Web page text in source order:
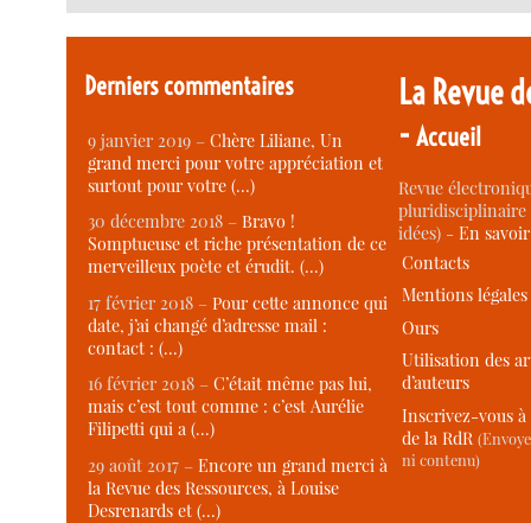
Derniers commentaires
9 janvier 2019 –Chère Liliane, Un
grand merci pour votre appréciation et
surtout pour votre (…)
30 décembre 2018 –Bravo !
Somptueuse et riche présentation de ce
merveilleux poète et érudit. (…)
17 février 2018 –Pour cette annonce qui
date, j’ai changé d’adresse mail :
contact : (…)
16 février 2018 –C’était même pas lui,
mais c’est tout comme : c’est Aurélie
Filipetti qui a (…)
29 août 2017 –Encore un grand merci à
la Revue des Ressources, à Louise
Desrenards et (…)
La Revue
-Accueil
Revue
idées) -En
Contacts
Mentions légales
Ours
Utilisation des
d’auteurs
Inscrivez-vous
de la RdR
ni contenu)